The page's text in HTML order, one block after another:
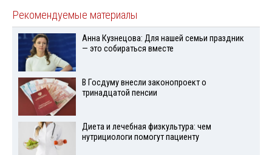
Рекомендуемые материалы
Анна Кузнецова: Для нашей семьи праздник
— это собираться вместе
В Госдуму внесли законопроект о
тринадцатой пенсии
Диета и лечебная физкультура: чем
нутрициологи помогут пациенту